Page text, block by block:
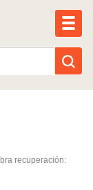
recuperación: